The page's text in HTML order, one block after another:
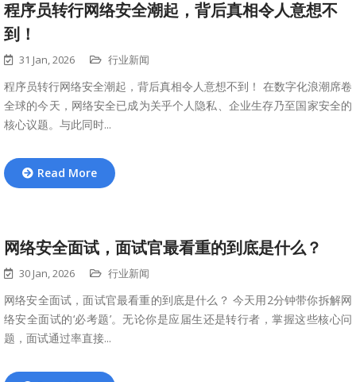
程序员转行网络安全潮起，背后真相令人意想不
到！
31 Jan, 2026 行业新闻
程序员转行网络安全潮起，背后真相令人意想不到！ 在数字化浪潮席卷
全球的今天，网络安全已成为关乎个人隐私、企业生存乃至国家安全的
核心议题。与此同时...
Read More
网络安全面试，面试官最看重的到底是什么？
30 Jan, 2026 行业新闻
网络安全面试，面试官最看重的到底是什么？ 今天用2分钟带你拆解网
络安全面试的‘必考题’。无论你是应届生还是转行者，掌握这些核心问
题，面试通过率直接...